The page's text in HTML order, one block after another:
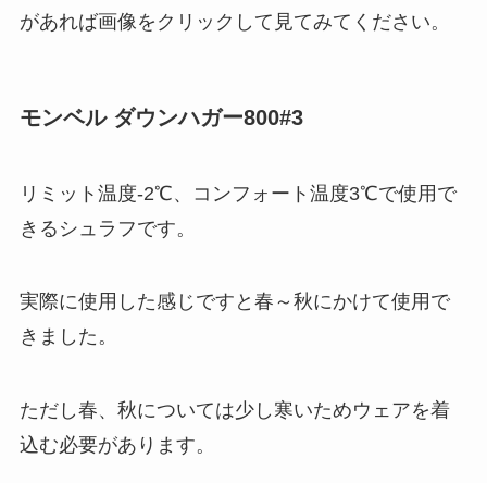
があれば画像をクリックして見てみてください。
モンベル ダウンハガー800#3
リミット温度-2℃、コンフォート温度3℃で使用で
きるシュラフです。
実際に使用した感じですと春～秋にかけて使用で
きました。
ただし春、秋については少し寒いためウェアを着
込む必要があります。